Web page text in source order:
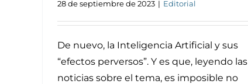
28 de septiembre de 2023 | Editorial
De nuevo, la Inteligencia Artificial y sus
“efectos perversos”. Y es que, leyendo las
noticias sobre el tema, es imposible no